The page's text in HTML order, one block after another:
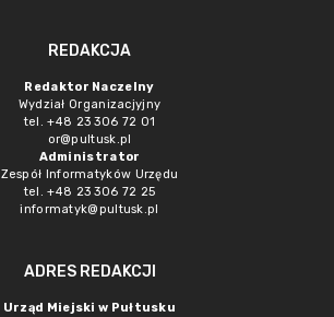
REDAKCJA
Redaktor Naczelny
Wydział Organizacjyjny
tel. +48 23 306 72 01
or@pultusk.pl
Administrator
Zespół Informatyków Urzędu
tel. +48 23 306 72 25
informatyk@pultusk.pl
ADRES REDAKCJI
Urząd Miejski w Pułtusku